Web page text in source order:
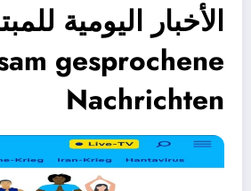
الأخبار اليومية
gesprochene
Nachrichten